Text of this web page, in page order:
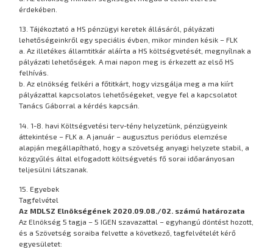
érdekében.
13. Tájékoztató a HS pénzügyi keretek állásáról, pályázati
lehetőségeinkről egy speciális évben, mikor minden késik – FLK
a. Az illetékes államtitkár aláírta a HS költségvetését, megnyílnak a
pályázati lehetőségek. A mai napon meg is érkezett az első HS
felhívás.
b. Az elnökség felkéri a főtitkárt, hogy vizsgálja meg a ma kiírt
pályázattal kapcsolatos lehetőségeket, vegye fel a kapcsolatot
Tanács Gáborral a kérdés kapcsán.
14. 1-8. havi Költségvetési terv-tény helyzetünk, pénzügyeink
áttekintése – FLK a. A január – augusztus periódus elemzése
alapján megállapítható, hogy a szövetség anyagi helyzete stabil, a
közgyűlés által elfogadott költségvetés fő sorai időarányosan
teljesülni látszanak.
15. Egyebek
Tagfelvétel
Az MDLSZ Elnökségének 2020.09.08./02. számú határozata
Az Elnökség 5 tagja – 5 IGEN szavazattal – egyhangú döntést hozott,
és a Szövetség soraiba felvette a következő, tagfelvételét kérő
egyesületet: